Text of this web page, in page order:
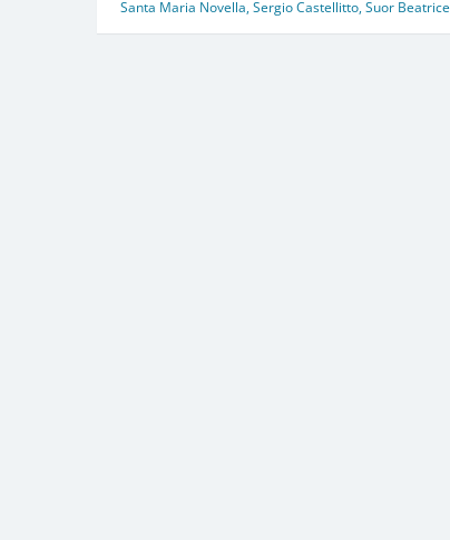
Santa Maria Novella,Sergio Castellitto,Suor Beatrice